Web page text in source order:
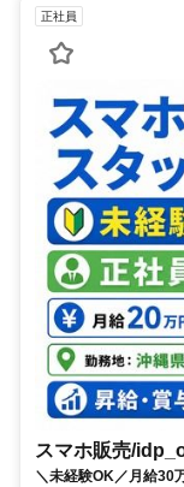
正社員
スマホ販売/
＼未経験OK／月給30